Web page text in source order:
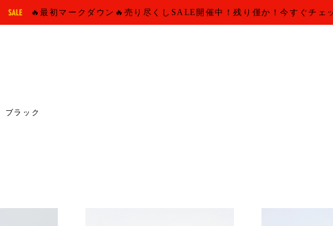
🔥最初マークダウン🔥売り尽くしSALE開催中！残り僅か！今すぐチェ
ブラック